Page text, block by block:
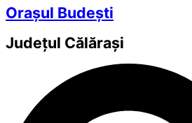
Orașul Budești
Județul Călărași